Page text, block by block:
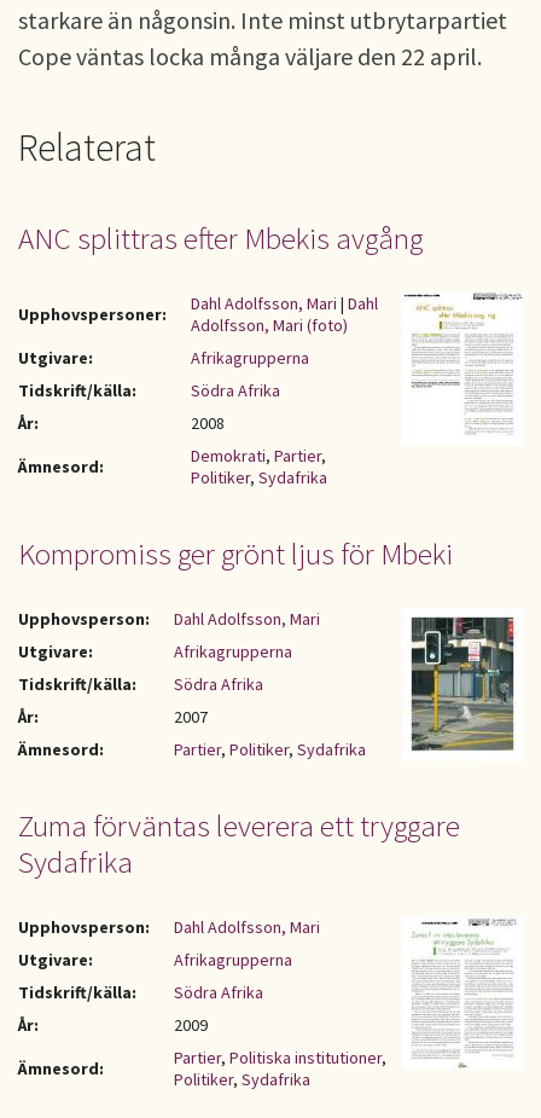
starkare än någonsin. Inte minst utbrytarpartiet
Cope väntas locka många väljare den 22 april.
Relaterat
ANC splittras efter Mbekis avgång
Upphovspersoner: Dahl Adolfsson, Mari | Dahl
Adolfsson, Mari (foto)
Utgivare:
Afrikagrupperna
Tidskrift/källa:
Södra Afrika
År:
2008
Ämnesord:
Demokrati, Partier,
Politiker, Sydafrika
Kompromiss ger grönt ljus för Mbeki
Upphovsperson:
Dahl Adolfsson, Mari
Utgivare:
Afrikagrupperna
Tidskrift/källa:
Södra Afrika
År:
2007
Ämnesord:
Partier, Politiker, Sydafrika
Zuma förväntas leverera ett tryggare
Sydafrika
Upphovsperson:
Dahl Adolfsson, Mari
Utgivare:
Afrikagrupperna
Tidskrift/källa:
Södra Afrika
År:
2009
Ämnesord:
Partier, Politiska institutioner,
Politiker, Sydafrika